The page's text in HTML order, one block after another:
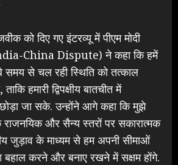
को दिए गए इंटरव्यू में पीएम मोदी
China Dispute) ने कहा कि हमें
समय से चल रही स्थिति को तत्काल
हमारी द्विपक्षीय बातचीत में
छोड़ा जा सके. उन्होंने आगे कहा कि मुझे
राजनयिक और सैन्य स्तरों पर सकारात्मक
जुड़ाव के माध्यम से हम अपनी सीमाओं
बहाल करने और बनाए रखने में सक्षम होंगे.